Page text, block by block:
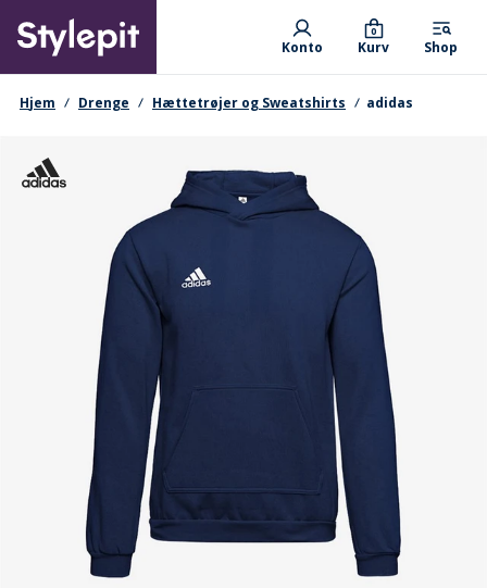
main
content
Primary departments
Konto Kurv
0
Shop
navigationssti
Hjem Drenge Hættetrøjer og Sweatshirts adidas